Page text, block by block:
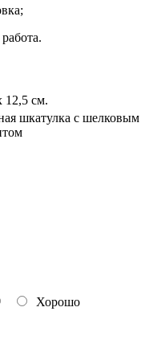
12,5 см.
шкатулка с шелковым
Хорошо